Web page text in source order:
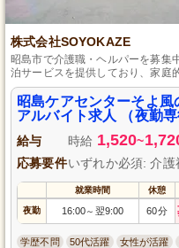
株式会社SOYOKAZE
昭島市で介護職・ヘルパーを募集
泊サービスを提供しており、家庭
ンスの研修制度が充実しているた
す。勤務日数や時間は相談に応じ
す。
昭島ケアセンターそよ風
アルバイト求人 （夜勤専
給与 時給 1,520~
応募要件いずれか必須: 介
就業時間 休憩
夜勤 16:00～ 翌9:00 60分
学歴不問 50代活躍 女性が活躍